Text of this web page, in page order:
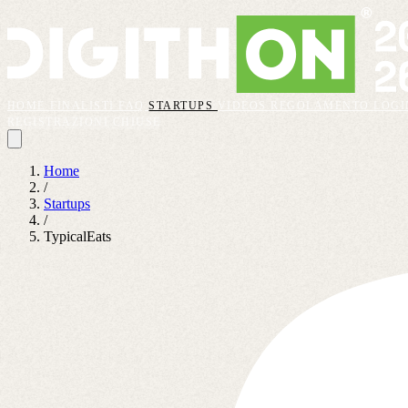
FAQSTARTUPS VIDEOS REGOLAMENTO
Home
/
Startups
/
TypicalEats